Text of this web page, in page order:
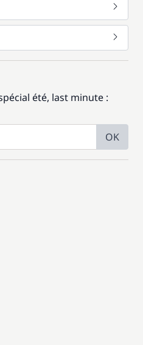
été, last minute :
OK